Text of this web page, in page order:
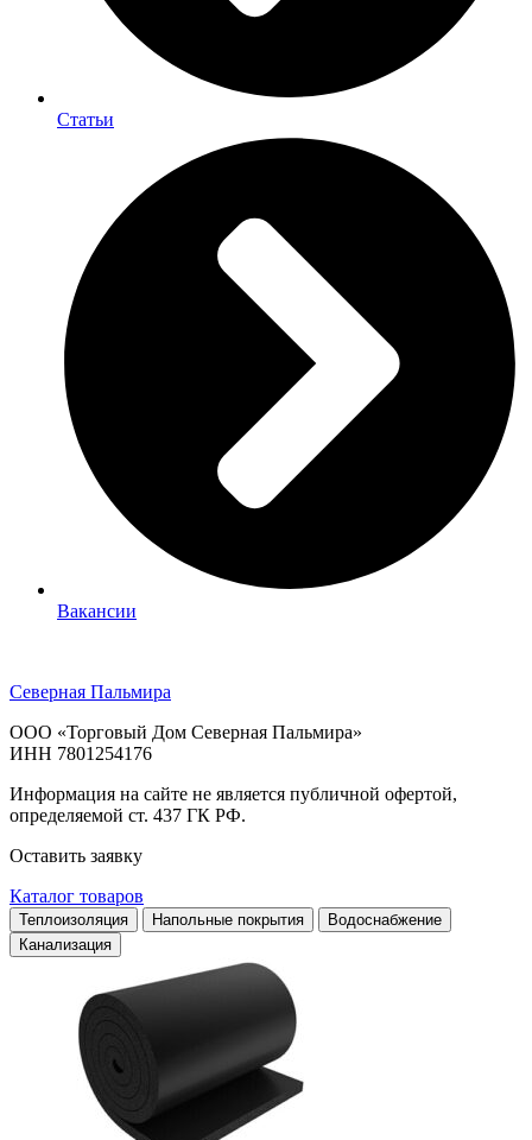
Статьи
Вакансии
Северная Пальмира
ООО «Торговый Дом Северная Пальмира»
ИНН 7801254176
Информация на сайте не является публичной офертой,
определяемой ст. 437 ГК РФ.
Оставить заявку
Каталог товаров
Теплоизоляция Напольные покрытия
Водоснабжение
Канализация